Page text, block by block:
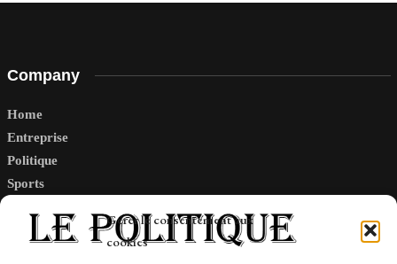
Gérer le consentement aux
cookies
Company
Home
Entreprise
Politique
Sports